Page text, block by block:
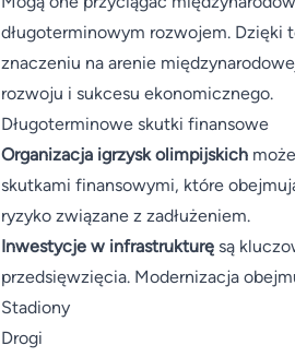
długoterminowym rozwojem. Dzięki
znaczeniu na arenie
rozwoju i sukcesu ekonomicznego.
Długoterminowe skutki finansowe
Organizacja igrzysk olimpijskich
skutkami finansowymi, które
ryzyko związane z zadłużeniem.
Inwestycje w infrastrukturę są
przedsięwzięcia. Modernizacja
Stadiony
Drogi